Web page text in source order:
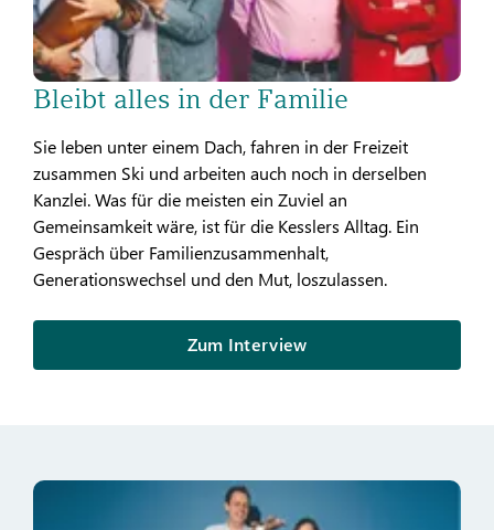
Bleibt alles in der Familie
Sie leben unter einem Dach, fahren in der Freizeit
zusammen Ski und arbeiten auch noch in derselben
Kanzlei. Was für die meisten ein Zuviel an
Gemeinsamkeit wäre, ist für die Kesslers Alltag. Ein
Gespräch über Familienzusammenhalt,
Generationswechsel und den Mut, loszulassen.
Zum Interview